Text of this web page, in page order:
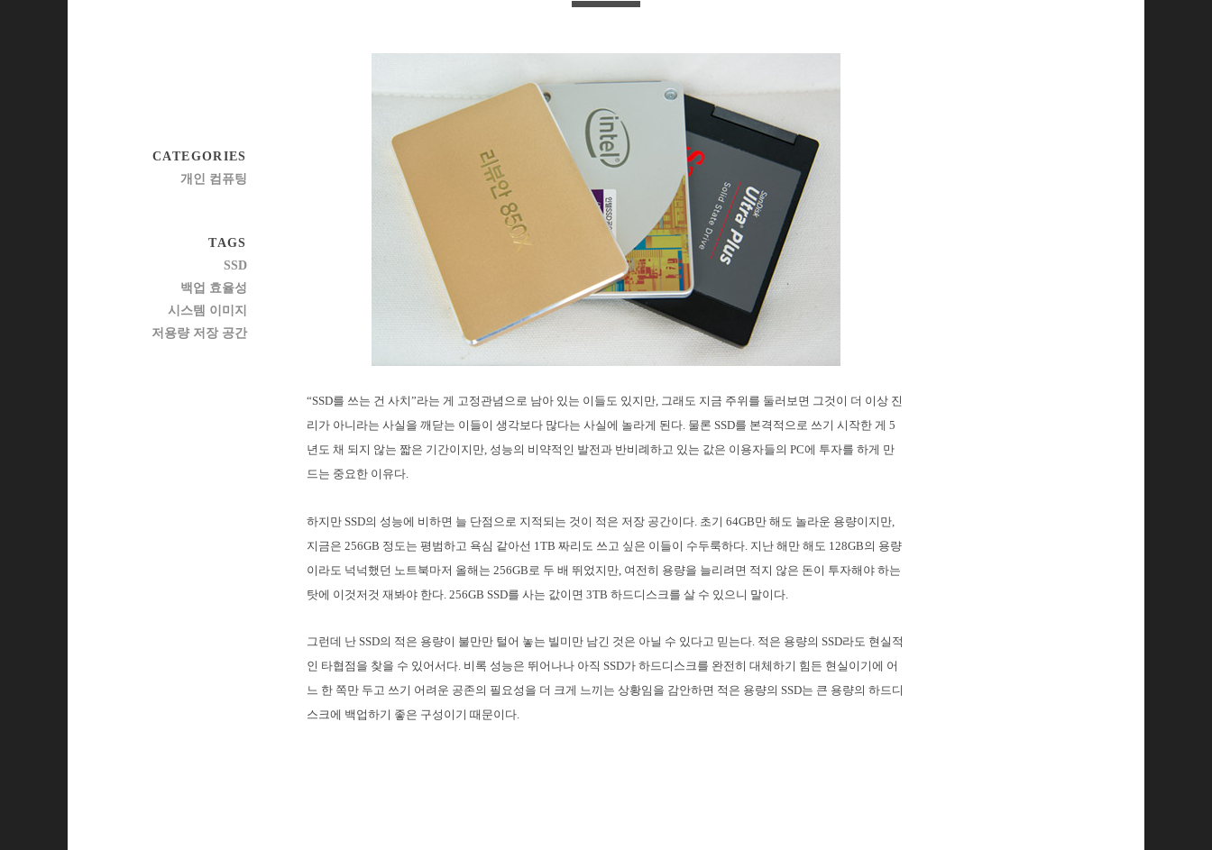
“SSD를 쓰는 건 사치”라는 게 고정관념으로 남아 있는 이들도 있지만, 그래도 지금 주위를 둘러보면 그것이 더 이상 진
리가 아니라는 사실을 깨닫는 이들이 생각보다 많다는 사실에 놀라게 된다. 물론 SSD를 본격적으로 쓰기 시작한 게 5
년도 채 되지 않는 짧은 기간이지만, 성능의 비약적인 발전과 반비례하고 있는 값은 이용자들의 PC에 투자를 하게 만
드는 중요한 이유다.
하지만 SSD의 성능에 비하면 늘 단점으로 지적되는 것이 적은 저장 공간이다. 초기 64GB만 해도 놀라운 용량이지만,
지금은 256GB 정도는 평범하고 욕심 같아선 1TB 짜리도 쓰고 싶은 이들이 수두룩하다. 지난 해만 해도 128GB의 용량
이라도 넉넉했던 노트북마저 올해는 256GB로 두 배 뛰었지만, 여전히 용량을 늘리려면 적지 않은 돈이 투자해야 하는
탓에 이것저것 재봐야 한다. 256GB SSD를 사는 값이면 3TB 하드디스크를 살 수 있으니 말이다.
그런데 난 SSD의 적은 용량이 불만만 털어 놓는 빌미만 남긴 것은 아닐 수 있다고 믿는다. 적은 용량의 SSD라도 현실적
인 타협점을 찾을 수 있어서다. 비록 성능은 뛰어나나 아직 SSD가 하드디스크를 완전히 대체하기 힘든 현실이기에 어
느 한 쪽만 두고 쓰기 어려운 공존의 필요성을 더 크게 느끼는 상황임을 감안하면 적은 용량의 SSD는 큰 용량의 하드디
스크에 백업하기 좋은 구성이기 때문이다.
CATEGORIES
개인 컴퓨팅
TAGS
SSD
백업 효율성
시스템 이미지
저용량 저장 공간